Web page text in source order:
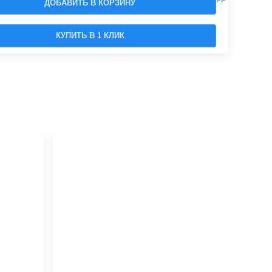
ДОБАВИТЬ В КОРЗИНУ
КУПИТЬ В 1 КЛИК